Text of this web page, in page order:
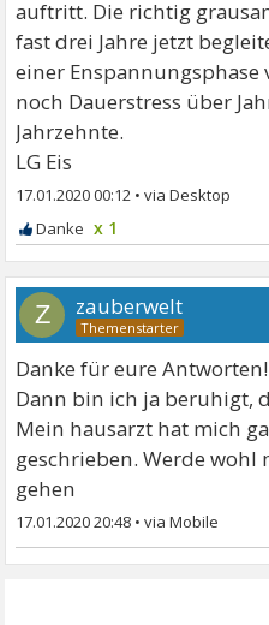
auftritt. Die richtig
fast drei Jahre jetzt
einer
noch Dauerstress über
Jahrzehnte.
LG Eis
17.01.2020 00:12 •
x 1
Z zauberwelt
Danke für eure Antworten!
Dann bin ich ja beruhigt,
Mein hausarzt hat mich
geschrieben. Werde
gehen
17.01.2020 20:48 •